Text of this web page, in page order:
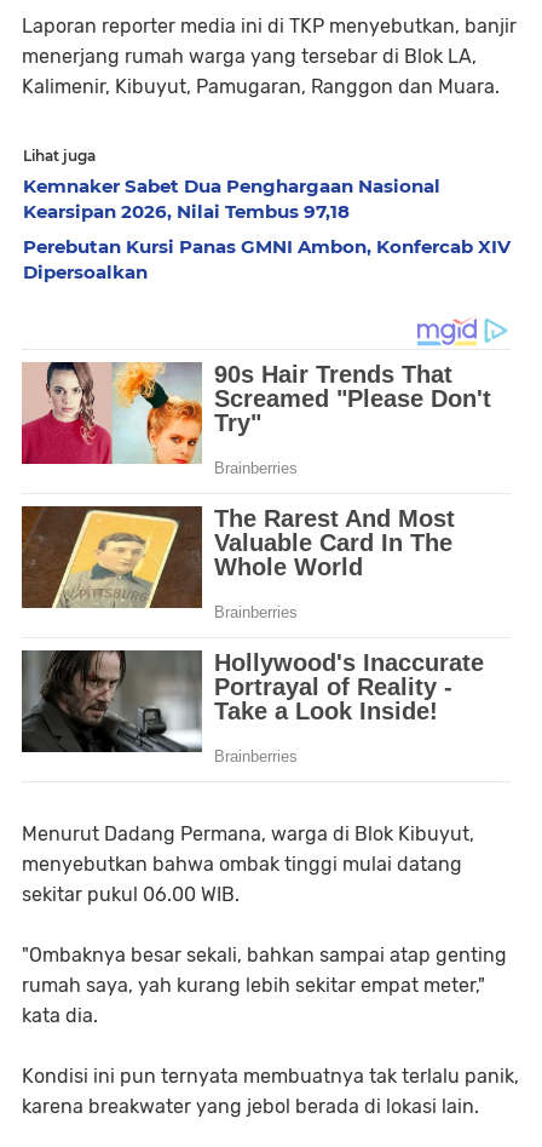
Laporan reporter media ini di TKP menyebutkan, banjir
menerjang rumah warga yang tersebar di Blok LA,
Kalimenir, Kibuyut, Pamugaran, Ranggon dan Muara.
Lihat juga
Kemnaker Sabet Dua Penghargaan Nasional
Kearsipan 2026, Nilai Tembus 97,18
Perebutan Kursi Panas GMNI Ambon, Konfercab XIV
Dipersoalkan
Menurut Dadang Permana, warga di Blok Kibuyut,
menyebutkan bahwa ombak tinggi mulai datang
sekitar pukul 06.00 WIB.
"Ombaknya besar sekali, bahkan sampai atap genting
rumah saya, yah kurang lebih sekitar empat meter,"
kata dia.
Kondisi ini pun ternyata membuatnya tak terlalu panik,
karena breakwater yang jebol berada di lokasi lain.